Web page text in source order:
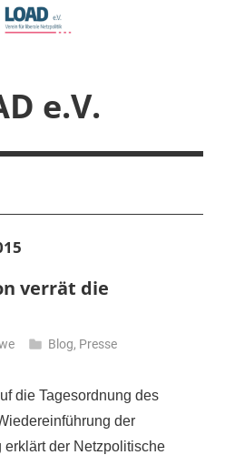
e.V.
verrät die
Blog, Presse
die Tagesordnung des
der
der Netzpolitische